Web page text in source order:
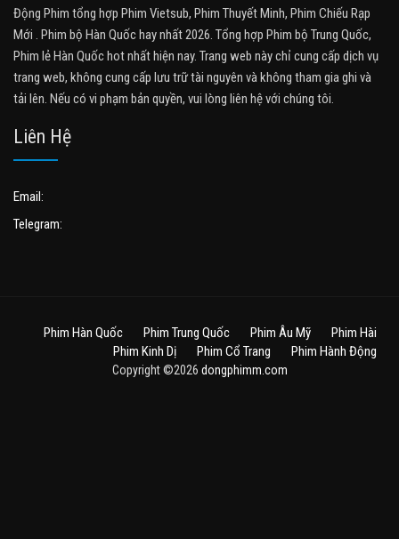
Động Phim tổng hợp Phim Vietsub, Phim Thuyết Minh, Phim Chiếu Rạp
Mới . Phim bộ Hàn Quốc hay nhất 2026. Tổng hợp Phim bộ Trung Quốc,
Phim lẻ Hàn Quốc hot nhất hiện nay. Trang web này chỉ cung cấp dịch vụ
trang web, không cung cấp lưu trữ tài nguyên và không tham gia ghi và
tải lên. Nếu có vi phạm bản quyền, vui lòng liên hệ với chúng tôi.
Liên Hệ
Email:
Telegram:
Phim Hàn Quốc Phim Trung Quốc Phim Âu Mỹ
Phim Hài
Phim Kinh Dị
Phim Cổ Trang Phim Hành Động
Copyright ©2026 dongphimm.com